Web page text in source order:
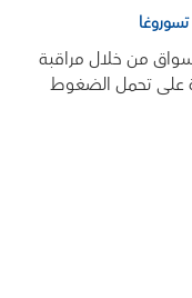
من خلال مراقبة
على تحمل الضغوط